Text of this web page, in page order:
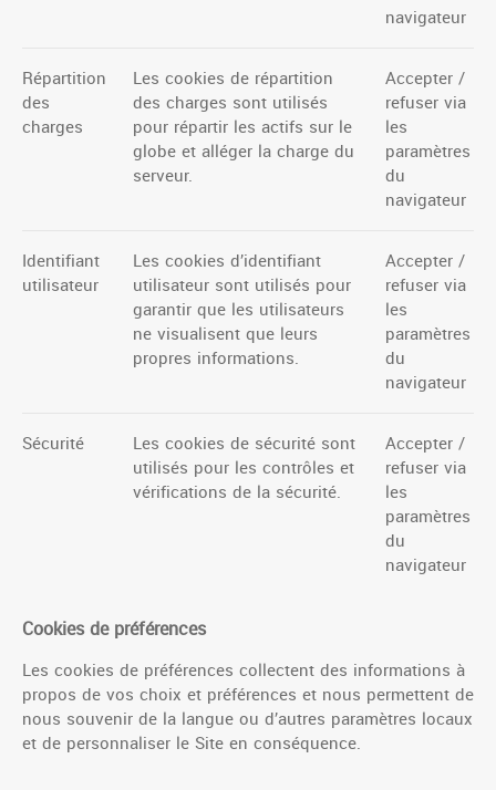
navigateur
Répartition
des
charges
Les cookies de répartition
des charges sont utilisés
pour répartir les actifs sur le
globe et alléger la charge du
serveur.
Accepter /
refuser via
les
paramètres
du
navigateur
Identifiant
utilisateur
Les cookies d’identifiant
utilisateur sont utilisés pour
garantir que les utilisateurs
ne visualisent que leurs
propres informations.
Accepter /
refuser via
les
paramètres
du
navigateur
Sécurité
Les cookies de sécurité sont
utilisés pour les contrôles et
vérifications de la sécurité.
Accepter /
refuser via
les
paramètres
du
navigateur
Cookies de préférences
Les cookies de préférences collectent des informations à
propos de vos choix et préférences et nous permettent de
nous souvenir de la langue ou d’autres paramètres locaux
et de personnaliser le Site en conséquence.